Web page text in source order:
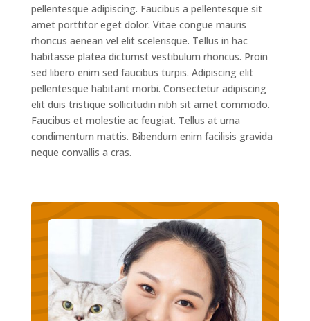
pellentesque adipiscing. Faucibus a pellentesque sit
amet porttitor eget dolor. Vitae congue mauris
rhoncus aenean vel elit scelerisque. Tellus in hac
habitasse platea dictumst vestibulum rhoncus. Proin
sed libero enim sed faucibus turpis. Adipiscing elit
pellentesque habitant morbi. Consectetur adipiscing
elit duis tristique sollicitudin nibh sit amet commodo.
Faucibus et molestie ac feugiat. Tellus at urna
condimentum mattis. Bibendum enim facilisis gravida
neque convallis a cras.